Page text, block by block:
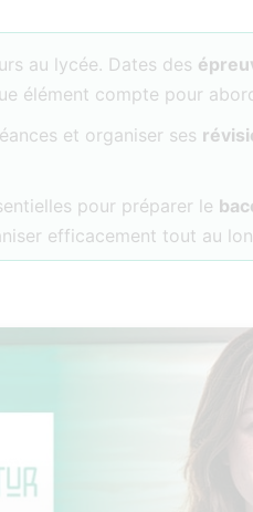
au lycée. Dates des
élément compte pour
et organiser ses
pour préparer le
efficacement tout au